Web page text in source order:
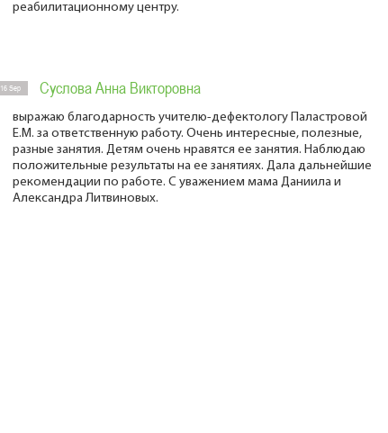
реабилитационному центру.
16 Sep Суслова Анна Викторовна
выражаю благодарность учителю-дефектологу Паластровой
Е.М. за ответственную работу. Очень интересные, полезные,
разные занятия. Детям очень нравятся ее занятия. Наблюдаю
положительные результаты на ее занятиях. Дала дальнейшие
рекомендации по работе. С уважением мама Даниила и
Александра Литвиновых.